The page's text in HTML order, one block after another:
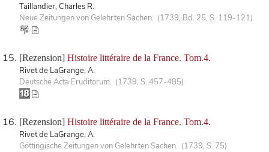
Taillandier, Charles R.
Neue Zeitungen von Gelehrten Sachen. (1739, Bd. 25, S. 119-121)
[Rezension] Histoire littéraire de la France. Tom.4.
Rivet de LaGrange, A.
Deutsche Acta Eruditorum. (1739, S. 457-485)
[Rezension] Histoire littéraire de la France. Tom.4.
Rivet de LaGrange, A.
Göttingische Zeitungen von Gelehrten Sachen. (1739, S. 75)